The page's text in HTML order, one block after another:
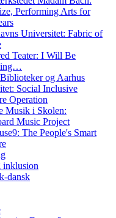
Performing Arts for
Universitet: Fabric of
Teater: I Will Be
og Aarhus
Social Inclusive
Operation
Musik i Skolen:
Music Project
The People's Smart
inklusion
dansk